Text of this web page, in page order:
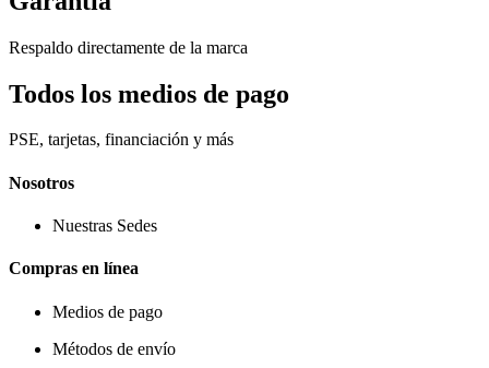
Respaldo directamente de la marca
Todos los medios de pago
PSE, tarjetas, financiación y más
Nosotros
Nuestras Sedes
Compras en línea
Medios de pago
Métodos de envío